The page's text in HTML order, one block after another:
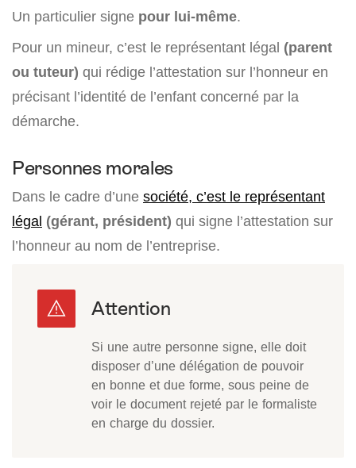
Un particulier signe pour lui-même.
Pour un mineur, c’est le représentant légal (parent
ou tuteur) qui rédige l’attestation sur l’honneur en
précisant l’identité de l’enfant concerné par la
démarche.
Personnes morales
Dans le cadre d’une société, c’est le représentant
légal (gérant, président) qui signe l’attestation sur
l’honneur au nom de l’entreprise.
Si une autre personne signe, elle doit
disposer d’une délégation de pouvoir
en bonne et due forme, sous peine de
voir le document rejeté par le formaliste
en charge du dossier.